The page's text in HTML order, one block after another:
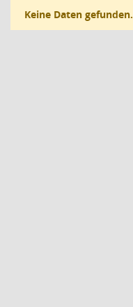
Keine Daten gefunden.